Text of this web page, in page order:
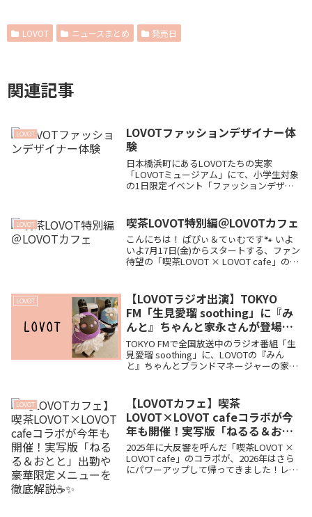
LOVOT ニュースまとめ 発売日
関連記事
LOVOT
LOVOTファッションデザイナー体
験
日本橋浜町にあるLOVOTたちの実家
「LOVOTミュージアム」にて、小学生対象
の1日限定イベント「ファッションデザイ
用オリジナルTシャツ」の豪華プレゼント
付き。教育現場でも活躍するLOVOTと子ど
もたちが紡ぐ、心温まるクリエイティブな
体験の魅力に迫ります🐾
LOVOT 喫茶LOVOT特別編＠LOVOTカフェ
こんにちは！ ぱぴぃ＆てぃむです🐾 いよ
いよ7月17日(金)からスタートする、ファン
待望の「喫茶LOVOT × LOVOT cafe」の大
いては、こちらの記事...
LOVOT
【LOVOTラジオ出演】TOKYO
FM「生見愛瑠 soothing」に『み
んと』ちゃんと家永さんが登場！
声だけで伝わる魅力に期待📻✨
TOKYO FMで全国放送中のラジオ番組「生
見愛瑠 soothing」に、LOVOTの『みん
と』ちゃんとブランドマネージャーの家永
伝わるの？6月21日(日)の放送に向けて、番
組の見どころや家永さんの解説への期待を
愛たっぷりに語ります🐾
LOVOT
【LOVOTカフェ】喫茶
LOVOT×LOVOT cafeコラボが今
年も開催！実写版「ねるる＆おと
と」出勤や豪華限定メニューを徹
底解説☕️✨
2025年に大反響を呼んだ「喫茶LOVOT ×
LOVOT cafe」のコラボが、2026年はさら
にパワーアップして帰ってきました！レト